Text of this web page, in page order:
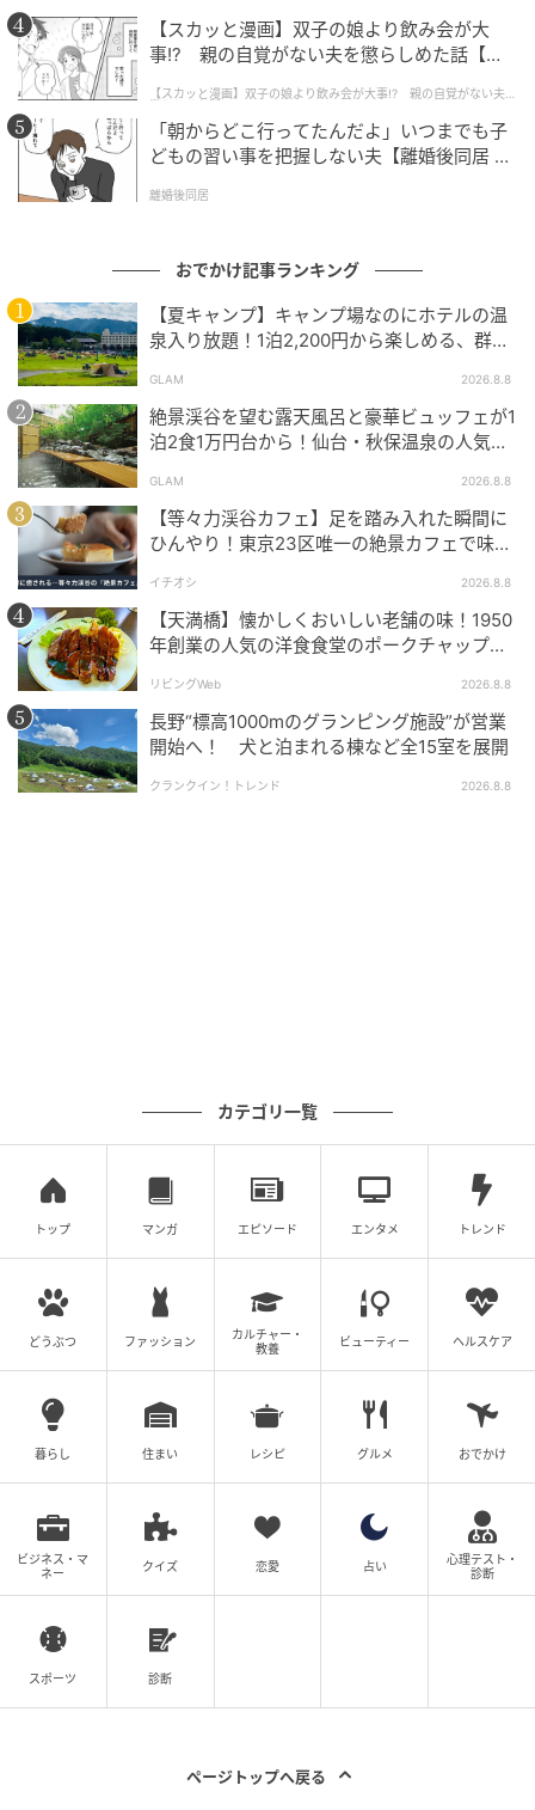
の記事をもっとみる
【スカッと漫画】双子の娘より飲み会が大
事!? 親の自覚がない夫を懲らしめた話【第1
【スカッと漫画】双子の娘より飲み会が大事!? 親の自覚がない夫を
懲らしめた話
「朝からどこ行ってたんだよ」いつまでも子
どもの習い事を把握しない夫【離婚後同居 Vo
離婚後同居
おでかけ記事ランキング
【夏キャンプ】キャンプ場なのにホテルの温
泉入り放題！1泊2,200円から楽しめる、群馬
GLAM 2026.8.8
絶景渓谷を望む露天風呂と豪華ビュッフェが1
泊2食1万円台から！仙台・秋保温泉の人気コ
GLAM 2026.8.8
【等々力渓谷カフェ】足を踏み入れた瞬間に
ひんやり！東京23区唯一の絶景カフェで味わ
イチオシ 2026.8.8
【天満橋】懐かしくおいしい老舗の味！1950
年創業の人気の洋食食堂のポークチャップ！
リビングWeb 2026.8.8
長野“標高1000mのグランピング施設”が営業
開始へ！ 犬と泊まれる棟など全15室を展開
クランクイン！トレンド 2026.8.8
カテゴリ一覧
トップ マンガ エピソード エンタメ トレンド
どうぶつ ファッション
カルチャー・
教養
ビューティー ヘルスケア
暮らし 住まい レシピ グルメ おでかけ
ビジネス・マ
ネー
クイズ 恋愛 占い
心理テスト・
診断
スポーツ 診断
ページトップへ戻る